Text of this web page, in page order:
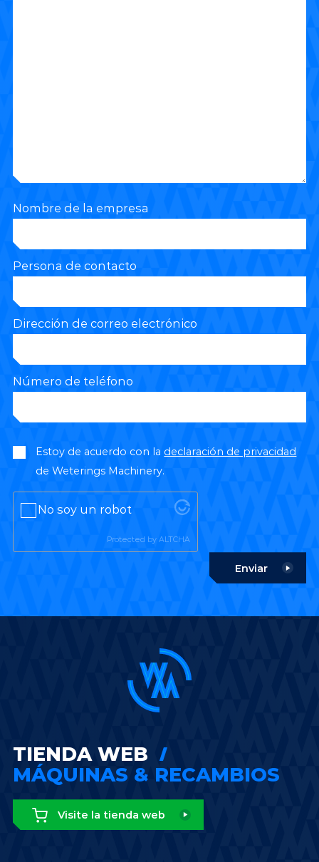
Nombre de la empresa
Persona de contacto
Dirección de correo electrónico
Número de teléfono
Estoy de acuerdo con la declaración de privacidad
de Weterings Machinery.
No soy un robot
Protected by ALTCHA
Enviar
TIENDA WEB
MÁQUINAS & RECAMBIOS
Visite la tienda web